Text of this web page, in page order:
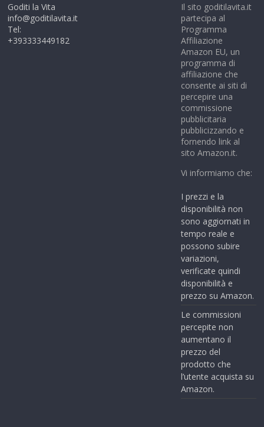
Goditi la Vita
info@goditilavita.it
Tel:
+393333449182
Il sito goditilavita.it
partecipa al
Programma
Affiliazione
Amazon EU, un
programma di
affiliazione che
consente ai siti di
percepire una
commissione
pubblicitaria
pubblicizzando e
fornendo link al
sito Amazon.it.
Vi informiamo che:
I prezzi e la
disponibilità non
sono aggiornati in
tempo reale e
possono subire
variazioni,
verificate quindi
disponibilità e
prezzo su Amazon.
Le commissioni
percepite non
aumentano il
prezzo del
prodotto che
l’utente acquista su
Amazon.